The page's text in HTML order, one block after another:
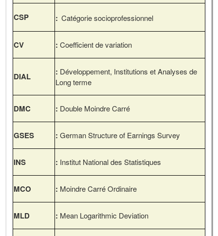
CSP : Catégorie socioprofessionnel
CV : Coefficient de variation
DIAL : Développement, Institutions et Analyses de
Long terme
DMC : Double Moindre Carré
GSES : German Structure of Earnings Survey
INS : Institut National des Statistiques
MCO : Moindre Carré Ordinaire
MLD : Mean Logarithmic Deviation